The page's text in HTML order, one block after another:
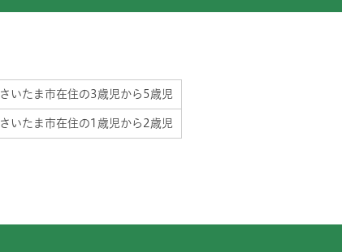
さいたま市在住の3歳児から5歳児
さいたま市在住の1歳児から2歳児